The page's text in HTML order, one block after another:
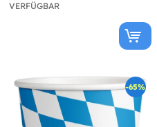
VERFÜGBAR
-65%